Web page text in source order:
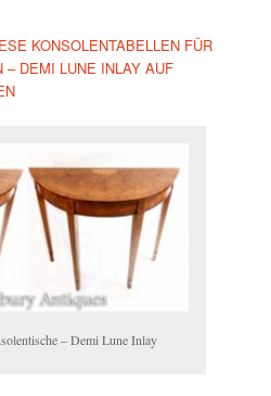
KONSOLENTABELLEN FÜR
– DEMI LUNE INLAY AUF
– Demi Lune Inlay